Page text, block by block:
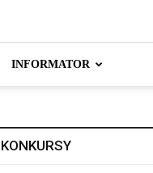
INFORMATOR
KONKURSY